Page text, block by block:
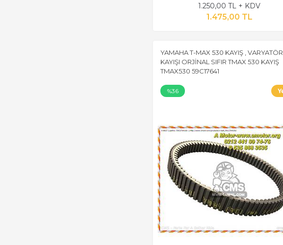
1.250,00 TL + KDV
1.475,00 TL
YAMAHA T-MAX 530 KAYIŞ , VARYATÖR
KAYIŞI ORJİNAL SIFIR TMAX 530 KAYIŞ
TMAX530 59C17641
%36